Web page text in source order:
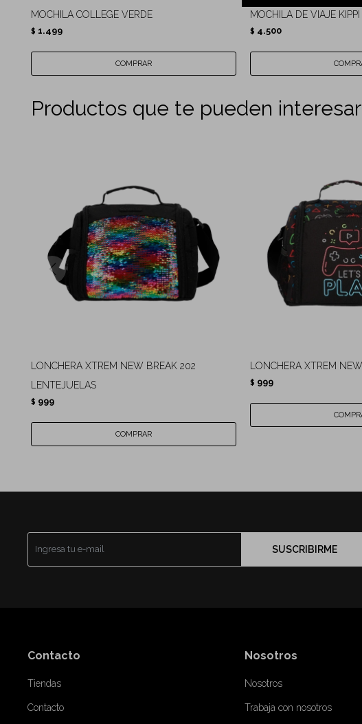
MOCHILA COLLEGE VERDE
$ 1.499
MOCHILA DE VIAJE
$ 4.500
Productos que te pueden interesar
LONCHERA XTREM NEW BREAK 202
LENTEJUELAS
$ 999
LONCHERA XTREM
$ 999
SUSCRIBIRME
Contacto
Tiendas
Contacto
Nosotros
Nosotros
Trabaja con nosotros